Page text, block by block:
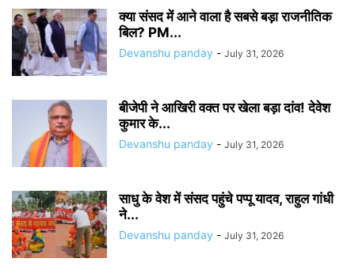
क्या संसद में आने वाला है सबसे बड़ा राजनीतिक
बिल? PM...
Devanshu panday - July 31, 2026
बीजेपी ने आखिरी वक्त पर खेला बड़ा दांव! देवेश
कुमार के...
Devanshu panday - July 31, 2026
साधु के वेश में संसद पहुंचे पप्पू यादव, राहुल गांधी
ने...
Devanshu panday - July 31, 2026